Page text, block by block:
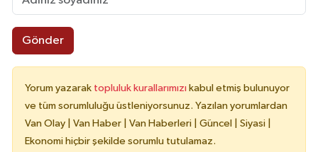
Gönder
Yorum yazarak topluluk kurallarımızı kabul etmiş bulunuyor
ve tüm sorumluluğu üstleniyorsunuz. Yazılan yorumlardan
Van Olay | Van Haber | Van Haberleri | Güncel | Siyasi |
Ekonomi hiçbir şekilde sorumlu tutulamaz.